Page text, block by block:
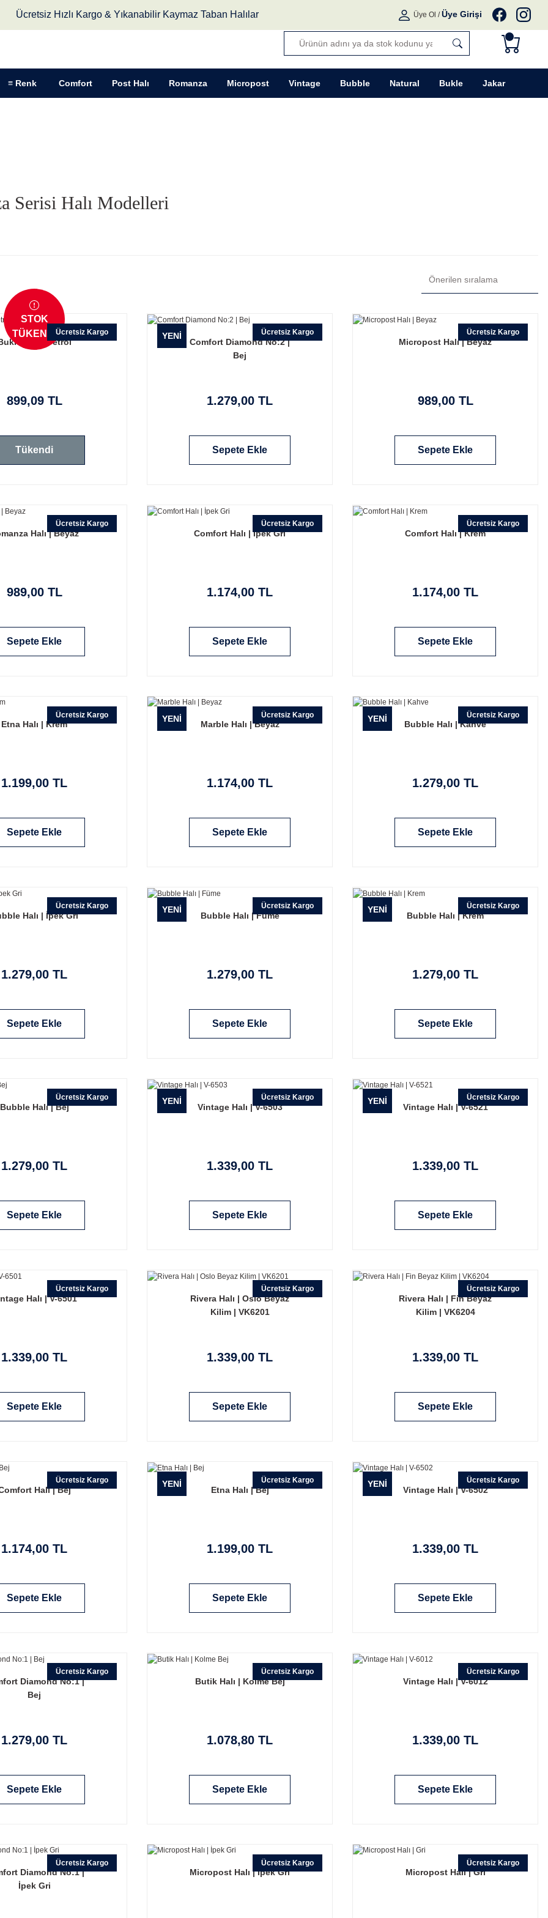
Ücretsiz Hızlı Kargo & Yıkanabilir Kaymaz Taban Halılar Üye Ol / Üye Girişi
≡ Renk Comfort Post Halı Romanza Micropost Vintage Bubble Natural Bukle Jakar
Serisi Halı Modelleri
STOK
TÜKENDİÜcretsiz Kargo
Halı | Petrol
899,09 TL
Tükendi
YENİ Ücretsiz Kargo
Comfort Diamond No:2 |
Bej
1.279,00 TL
Sepete Ekle
Ücretsiz Kargo
Micropost Halı | Beyaz
989,00 TL
Sepete Ekle
Ücretsiz Kargo
Halı | Beyaz
989,00 TL
Sepete Ekle
Ücretsiz Kargo
Comfort Halı | İpek Gri
1.174,00 TL
Sepete Ekle
Ücretsiz Kargo
Comfort Halı | Krem
1.174,00 TL
Sepete Ekle
Ücretsiz Kargo
Etna Halı | Krem
1.199,00 TL
Sepete Ekle
YENİ Ücretsiz Kargo
Marble Halı | Beyaz
1.174,00 TL
Sepete Ekle
YENİ Ücretsiz Kargo
Bubble Halı | Kahve
1.279,00 TL
Sepete Ekle
Ücretsiz Kargo
Halı | İpek Gri
1.279,00 TL
Sepete Ekle
YENİ Ücretsiz Kargo
Bubble Halı | Füme
1.279,00 TL
Sepete Ekle
YENİ Ücretsiz Kargo
Bubble Halı | Krem
1.279,00 TL
Sepete Ekle
Ücretsiz Kargo
Bubble Halı | Bej
1.279,00 TL
Sepete Ekle
YENİ Ücretsiz Kargo
Vintage Halı | V-6503
1.339,00 TL
Sepete Ekle
YENİ Ücretsiz Kargo
Vintage Halı | V-6521
1.339,00 TL
Sepete Ekle
Ücretsiz Kargo
Halı | V-6501
1.339,00 TL
Sepete Ekle
Ücretsiz Kargo
Rivera Halı | Oslo Beyaz
Kilim | VK6201
1.339,00 TL
Sepete Ekle
Ücretsiz Kargo
Rivera Halı | Fin Beyaz
Kilim | VK6204
1.339,00 TL
Sepete Ekle
Ücretsiz Kargo
Halı | Bej
1.174,00 TL
Sepete Ekle
YENİ Ücretsiz Kargo
Etna Halı | Bej
1.199,00 TL
Sepete Ekle
YENİ Ücretsiz Kargo
Vintage Halı | V-6502
1.339,00 TL
Sepete Ekle
Ücretsiz Kargo
Diamond No:1 |
Bej
1.279,00 TL
Sepete Ekle
Ücretsiz Kargo
Butik Halı | Kolme Bej
1.078,80 TL
Sepete Ekle
Ücretsiz Kargo
Vintage Halı | V-6012
1.339,00 TL
Sepete Ekle
Ücretsiz Kargo
Diamond No:1 |
İpek Gri
Ücretsiz Kargo
Micropost Halı | İpek Gri
Ücretsiz Kargo
Micropost Halı | Gri